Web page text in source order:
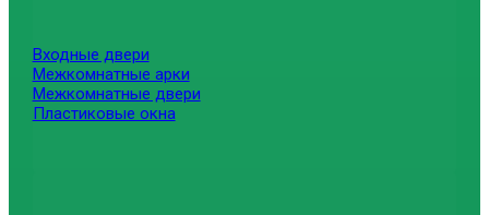
Входные двери
Межкомнатные арки
Межкомнатные двери
Пластиковые окна